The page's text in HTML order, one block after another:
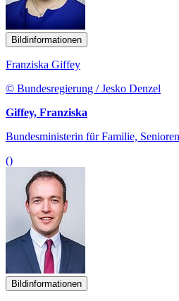
Bildinformationen
Franziska Giffey
© Bundesregierung / Jesko Denzel
Giffey, Franziska
Bundesministerin für Familie,
()
Bildinformationen